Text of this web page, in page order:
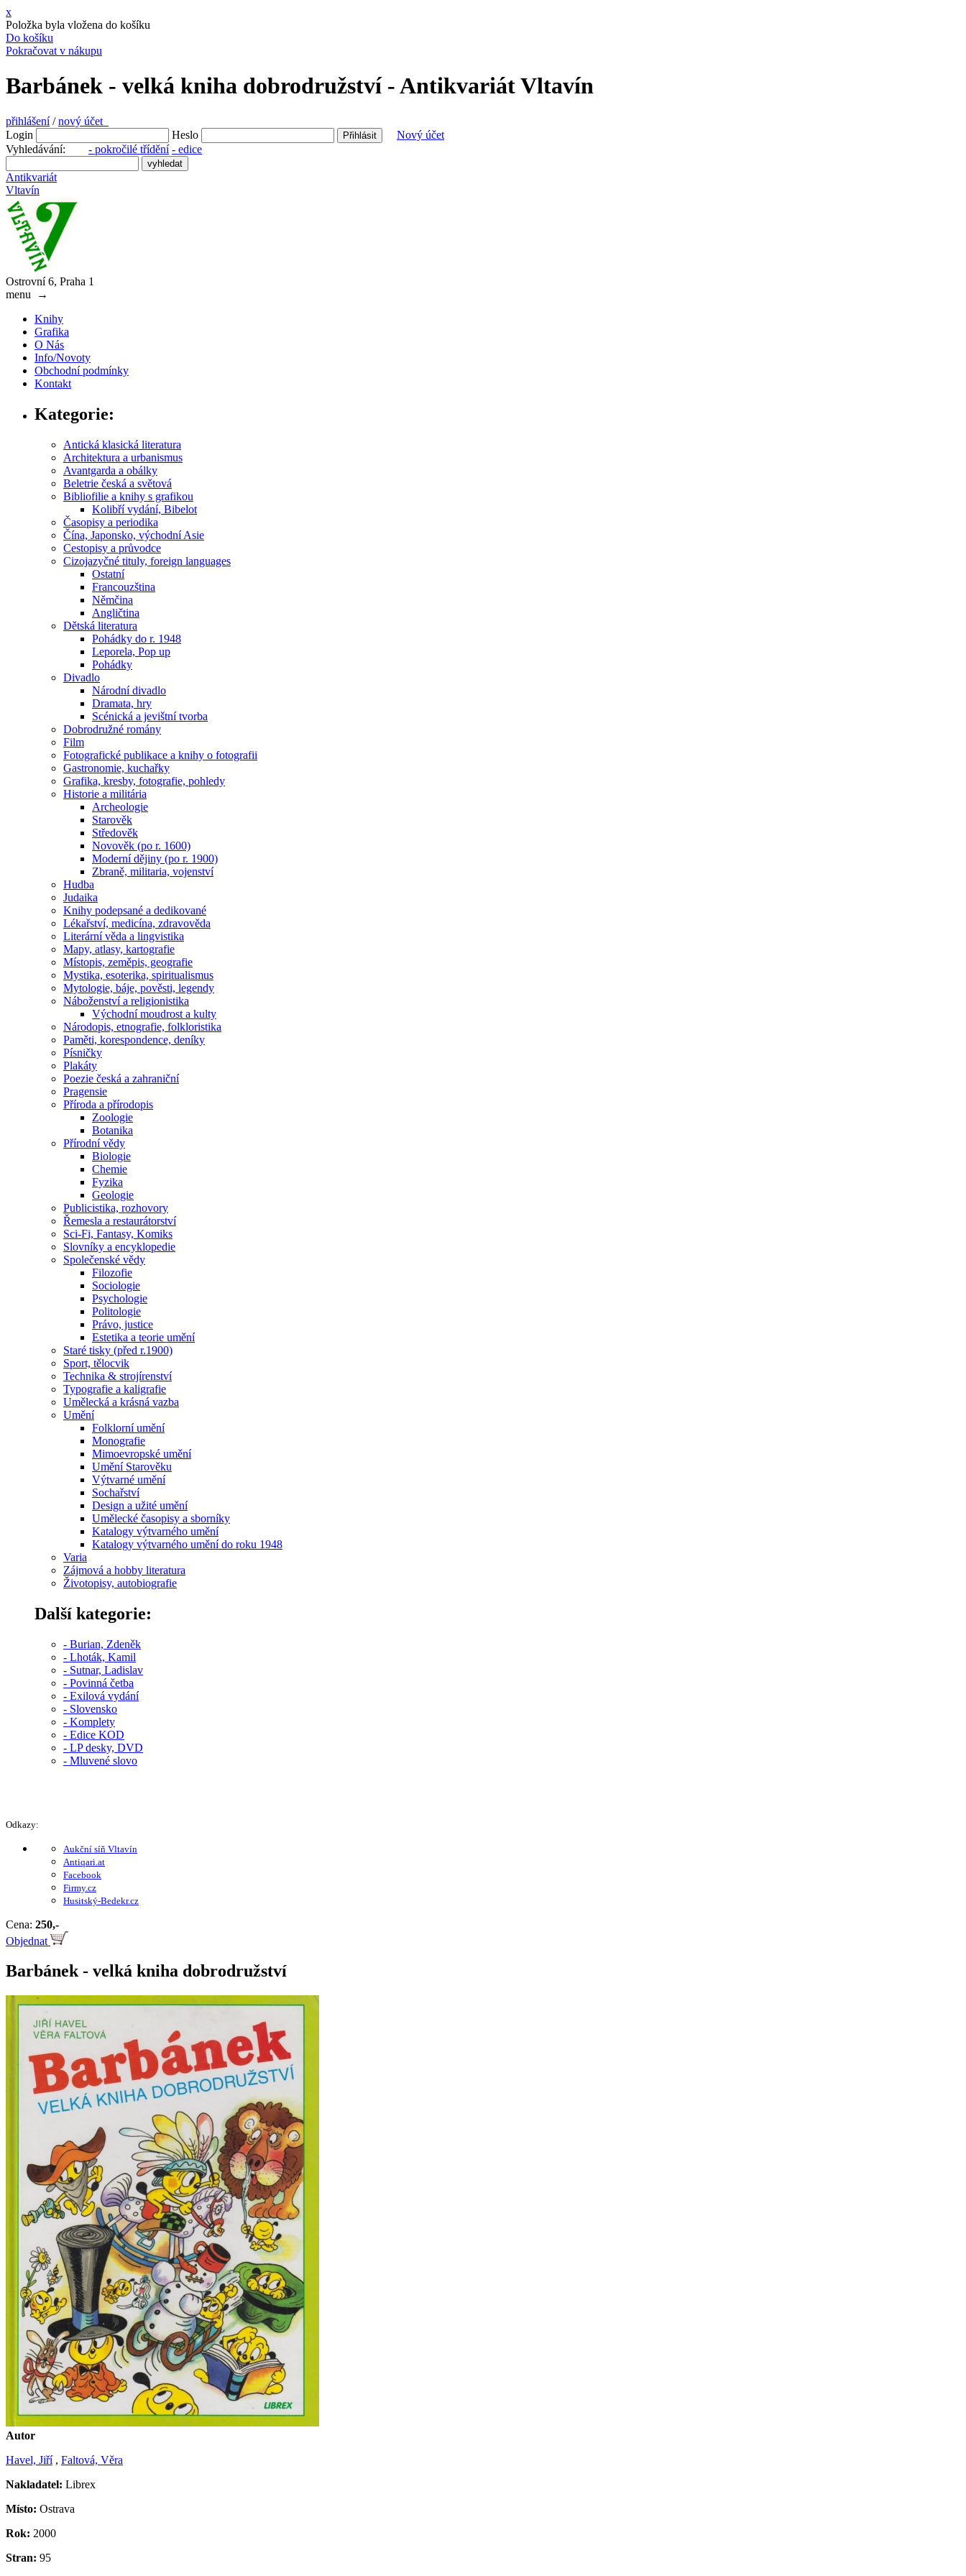
x
Položka byla vložena do košíku
Do košíku
Pokračovat v nákupu
Barbánek - velká kniha dobrodružství - Antikvariát Vltavín
přihlášení/nový účet
Login
Heslo
Nový účet
Vyhledávání: - pokročilé třídění - edice
Antikvariát
Vltavín
Ostrovní 6, Praha 1
menu
→
Knihy
Grafika
O Nás
Info/Novoty
Obchodní podmínky
Kontakt
Kategorie:
Antická klasická literatura
Architektura a urbanismus
Avantgarda a obálky
Beletrie česká a světová
Bibliofilie a knihy s grafikou
Kolibří vydání, Bibelot
Časopisy a periodika
Čína, Japonsko, východní Asie
Cestopisy a průvodce
Cizojazyčné tituly, foreign languages
Ostatní
Francouzština
Němčina
Angličtina
Dětská literatura
Pohádky do r. 1948
Leporela, Pop up
Pohádky
Divadlo
Národní divadlo
Dramata, hry
Scénická a jevištní tvorba
Dobrodružné romány
Film
Fotografické publikace a knihy o fotografii
Gastronomie, kuchařky
Grafika, kresby, fotografie, pohledy
Historie a militária
Archeologie
Starověk
Středověk
Novověk (po r. 1600)
Moderní dějiny (po r. 1900)
Zbraně, militaria, vojenství
Hudba
Judaika
Knihy podepsané a dedikované
Lékařství, medicína, zdravověda
Literární věda a lingvistika
Mapy, atlasy, kartografie
Místopis, zeměpis, geografie
Mystika, esoterika, spiritualismus
Mytologie, báje, pověsti, legendy
Náboženství a religionistika
Východní moudrost a kulty
Národopis, etnografie, folkloristika
Paměti, korespondence, deníky
Písničky
Plakáty
Poezie česká a zahraniční
Pragensie
Příroda a přírodopis
Zoologie
Botanika
Přírodní vědy
Biologie
Chemie
Fyzika
Geologie
Publicistika, rozhovory
Řemesla a restaurátorství
Sci-Fi, Fantasy, Komiks
Slovníky a encyklopedie
Společenské vědy
Filozofie
Sociologie
Psychologie
Politologie
Právo, justice
Estetika a teorie umění
Staré tisky (před r.1900)
Sport, tělocvik
Technika & strojírenství
Typografie a kaligrafie
Umělecká a krásná vazba
Umění
Folklorní umění
Monografie
Mimoevropské umění
Umění Starověku
Výtvarné umění
Sochařství
Design a užité umění
Umělecké časopisy a sborníky
Katalogy výtvarného umění
Katalogy výtvarného umění do roku 1948
Varia
Zájmová a hobby literatura
Životopisy, autobiografie
Další kategorie:
- Burian, Zdeněk
- Lhoták, Kamil
- Sutnar, Ladislav
- Povinná četba
- Exilová vydání
- Slovensko
- Komplety
- Edice KOD
- LP desky, DVD
- Mluvené slovo
Odkazy:
Aukční síň Vltavín
Antiqari.at
Facebook
Firmy.cz
Husitský-Bedekr.cz
Cena: 250,-
Objednat
Barbánek - velká kniha dobrodružství
Autor
Havel, Jiří, Faltová, Věra
Nakladatel: Librex
Místo: Ostrava
Rok: 2000
Stran: 95